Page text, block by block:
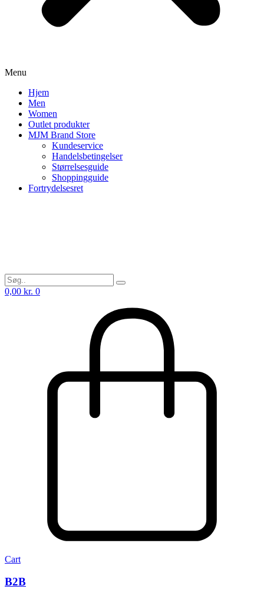
Menu
Hjem
Men
Women
Outlet produkter
MJM Brand Store
Kundeservice
Handelsbetingelser
Størrelsesguide
Shoppingguide
Fortrydelsesret
0,00 kr. 0
Cart
B2B